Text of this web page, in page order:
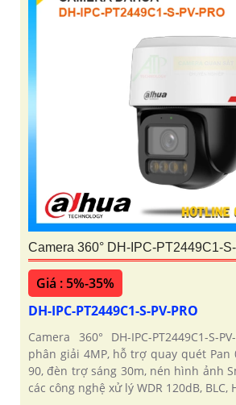
Camera 360° DH-IPC-PT2449C1-
Giá : 5%-35%
DH-IPC-PT2449C1-S-PV-PRO
Camera 360° DH-IPC-PT2449C1-S-
phân giải 4MP, hỗ trợ quay quét Pan
90, đèn trợ sáng 30m, nén hình ảnh
các công nghệ xử lý WDR 120dB, BLC,